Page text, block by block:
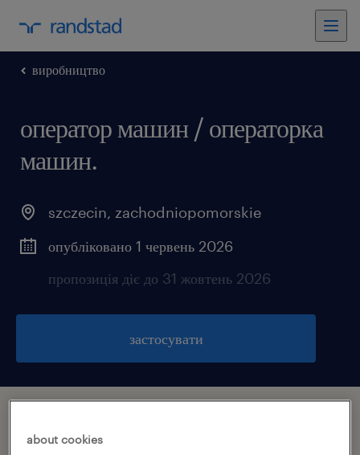
виробництво
оператор машин / операторка
машин.
szczecin, zachodniopomorskie
опубліковано 1 червень 2026
пропозиція діє до 31 жовтень 2026
застосувати
about cookies